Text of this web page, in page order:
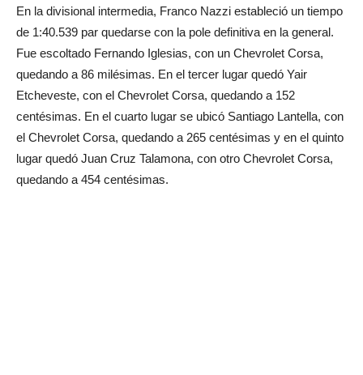
En la divisional intermedia, Franco Nazzi estableció un tiempo
de 1:40.539 par quedarse con la pole definitiva en la general.
Fue escoltado Fernando Iglesias, con un Chevrolet Corsa,
quedando a 86 milésimas. En el tercer lugar quedó Yair
Etcheveste, con el Chevrolet Corsa, quedando a 152
centésimas. En el cuarto lugar se ubicó Santiago Lantella, con
el Chevrolet Corsa, quedando a 265 centésimas y en el quinto
lugar quedó Juan Cruz Talamona, con otro Chevrolet Corsa,
quedando a 454 centésimas.